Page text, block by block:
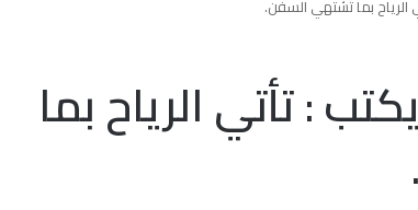
الرياح بما تشتهي السفن.
: تأتي الرياح بما